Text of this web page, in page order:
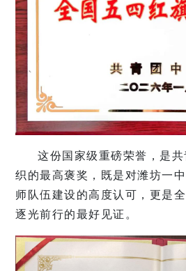
这份国家级重磅荣誉，是
织的最高褒奖，既是对潍坊一
师队伍建设的高度认可，更是
逐光前行的最好见证。